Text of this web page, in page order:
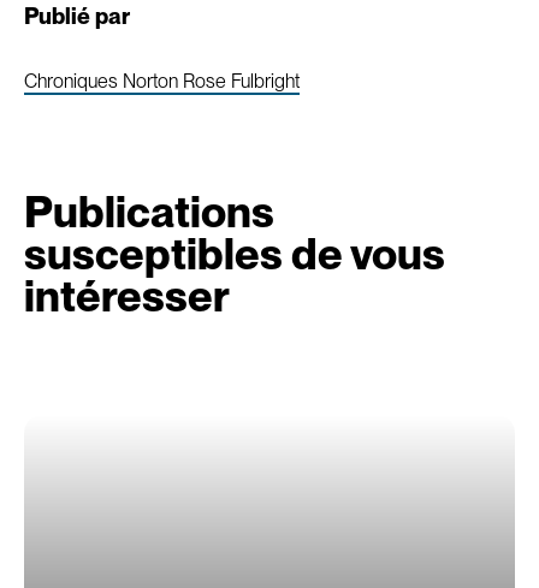
Publié par
Chroniques Norton Rose Fulbright
Publications
susceptibles de vous
intéresser